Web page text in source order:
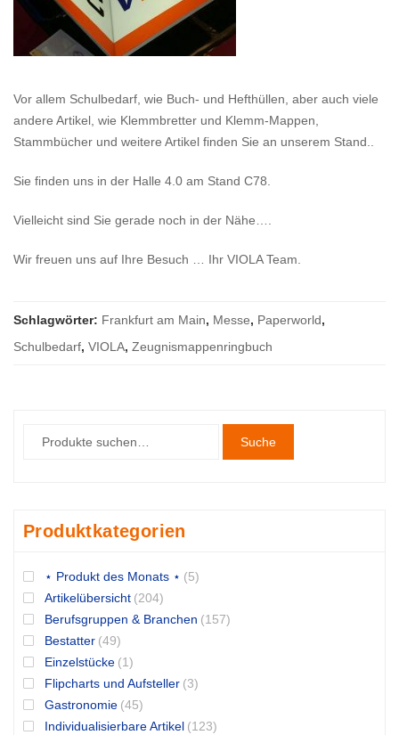
Vor allem Schulbedarf, wie Buch- und Hefthüllen, aber auch viele
andere Artikel, wie Klemmbretter und Klemm-Mappen,
Stammbücher und weitere Artikel finden Sie an unserem Stand..
Sie finden uns in der Halle 4.0 am Stand C78.
Vielleicht sind Sie gerade noch in der Nähe….
Wir freuen uns auf Ihre Besuch … Ihr VIOLA Team.
Schlagwörter: Frankfurt am Main, Messe, Paperworld,
Schulbedarf, VIOLA, Zeugnismappenringbuch
Suche
Produktkategorien
⋆ Produkt des Monats ⋆ (5)
Artikelübersicht (204)
Berufsgruppen & Branchen (157)
Bestatter (49)
Einzelstücke (1)
Flipcharts und Aufsteller (3)
Gastronomie (45)
Individualisierbare Artikel (123)